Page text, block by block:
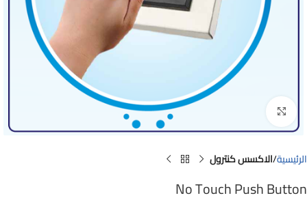
Click to enlarge
الرئيسية الاكسس كنترول
No Touch Push Button